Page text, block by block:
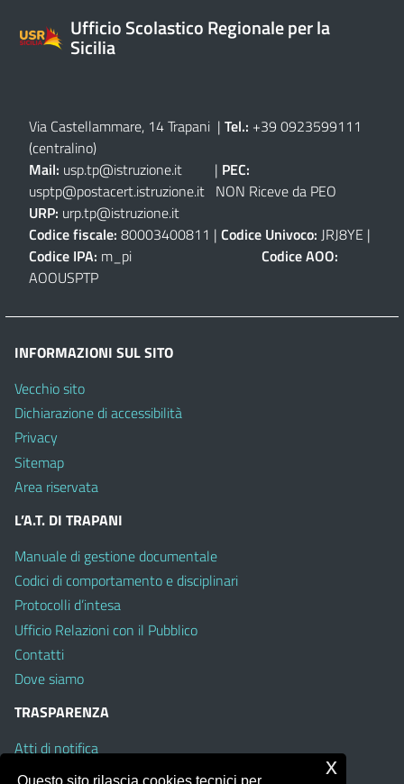
Ufficio Scolastico Regionale per la
Sicilia
Via Castellammare, 14 Trapani | Tel.: +39 0923599111
(centralino)
Mail: usp.tp@istruzione.it | PEC:
usptp@postacert.istruzione.it NON Riceve da PEO
URP: urp.tp@istruzione.it
Codice fiscale: 80003400811 | Codice Univoco: JRJ8YE |
Codice IPA: m_pi Codice AOO:
AOOUSPTP
INFORMAZIONI SUL SITO
Vecchio sito
Dichiarazione di accessibilità
Privacy
Sitemap
Area riservata
L’A.T. DI TRAPANI
Manuale di gestione documentale
Codici di comportamento e disciplinari
Protocolli d’intesa
Ufficio Relazioni con il Pubblico
Contatti
Dove siamo
TRASPARENZA
Atti di notifica
Albo on line
x